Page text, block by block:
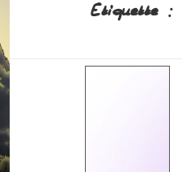
Étiquette :